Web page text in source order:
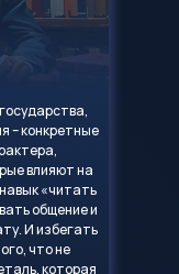
– конкретные
влияют на
«читать
общение и
И избегать
что не
которая